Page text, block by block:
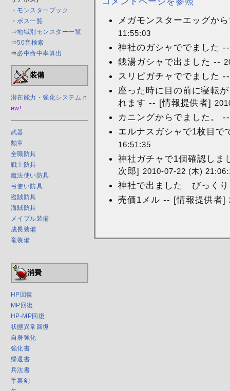
・ モンスターブック
・ ボス一覧
⇒地域別モンスター一覧
⇒50音検索
⇒必中命中率算出
装備
潜在能力・強化システム n
ew!
武器
勲章
全職防具
戦士防具
魔法使い防具
弓使い防具
盗賊防具
海賊防具
メイプル装備
成長装備
竜装備
消費
HP回復
MP回復
HP-MP回復
状態異常回復
自身強化
強化書
帰還書
兵法書
手裏剣
メガモンスターエッグか
11:55:03
神社のガシャででました
銭湯ガシャで出ました --
スリピガチャででました
座った時に目の前に寝転
れます -- [情報提供者]
カニングからでました。
エルナスガシャで1枚目
16:51:35
神社ガチャで1個確認し
次郎] 2010-07-22 (木)
神社で出ました びっく
売価1メル -- [情報提供者]